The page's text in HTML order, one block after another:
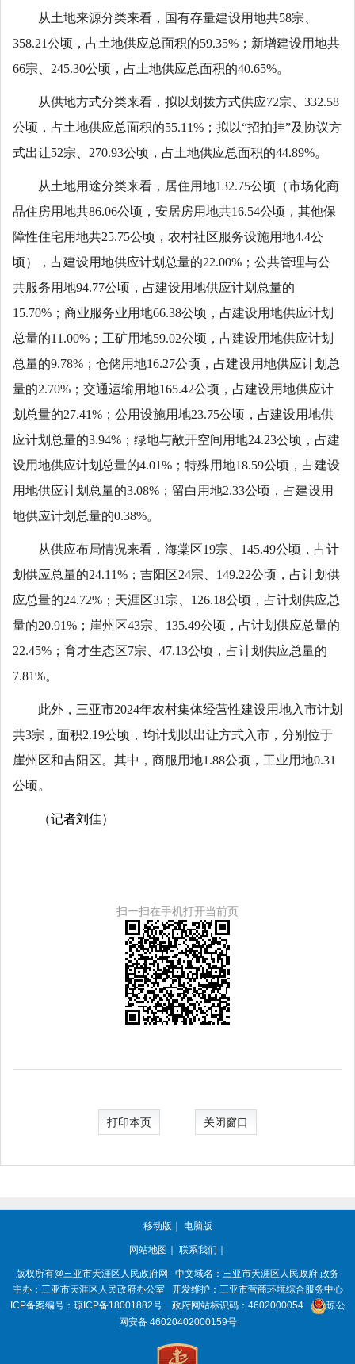
从土地来源分类来看，国有存量建设用地共58宗、
358.21公顷，占土地供应总面积的59.35%；新增建设用地共
66宗、245.30公顷，占土地供应总面积的40.65%。
从供地方式分类来看，拟以划拨方式供应72宗、332.58
公顷，占土地供应总面积的55.11%；拟以“招拍挂”及协议方
式出让52宗、270.93公顷，占土地供应总面积的44.89%。
从土地用途分类来看，居住用地132.75公顷（市场化商
品住房用地共86.06公顷，安居房用地共16.54公顷，其他保
障性住宅用地共25.75公顷，农村社区服务设施用地4.4公
顷），占建设用地供应计划总量的22.00%；公共管理与公
共服务用地94.77公顷，占建设用地供应计划总量的
15.70%；商业服务业用地66.38公顷，占建设用地供应计划
总量的11.00%；工矿用地59.02公顷，占建设用地供应计划
总量的9.78%；仓储用地16.27公顷，占建设用地供应计划总
量的2.70%；交通运输用地165.42公顷，占建设用地供应计
划总量的27.41%；公用设施用地23.75公顷，占建设用地供
应计划总量的3.94%；绿地与敞开空间用地24.23公顷，占建
设用地供应计划总量的4.01%；特殊用地18.59公顷，占建设
用地供应计划总量的3.08%；留白用地2.33公顷，占建设用
地供应计划总量的0.38%。
从供应布局情况来看，海棠区19宗、145.49公顷，占计
划供应总量的24.11%；吉阳区24宗、149.22公顷，占计划供
应总量的24.72%；天涯区31宗、126.18公顷，占计划供应总
量的20.91%；崖州区43宗、135.49公顷，占计划供应总量的
22.45%；育才生态区7宗、47.13公顷，占计划供应总量的
7.81%。
此外，三亚市2024年农村集体经营性建设用地入市计划
共3宗，面积2.19公顷，均计划以出让方式入市，分别位于
崖州区和吉阳区。其中，商服用地1.88公顷，工业用地0.31
公顷。
（记者刘佳）
扫一扫在手机打开当前页
打印本页 关闭窗口
移动版 电脑版
网站地图 联系我们
版权所有@三亚市天涯区人民政府网 中文域名： 三亚市天涯区人民政府.政务
主办：三亚市天涯区人民政府办公室
开发维护：三亚市营商环境综合服务中心
ICP备案编号： 琼ICP备18001882号 政府网站标识码： 4602000054
琼公
网安备 46020402000159号